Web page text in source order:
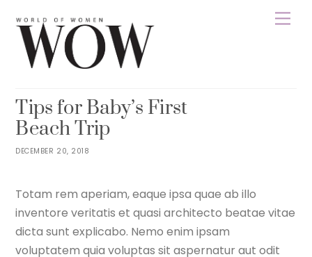
content
DECEMBER 20, 2018
Tips for Baby’s First
Beach Trip
Totam rem aperiam, eaque ipsa quae ab illo
inventore veritatis et quasi architecto beatae vitae
dicta sunt explicabo. Nemo enim ipsam
voluptatem quia voluptas sit aspernatur aut odit